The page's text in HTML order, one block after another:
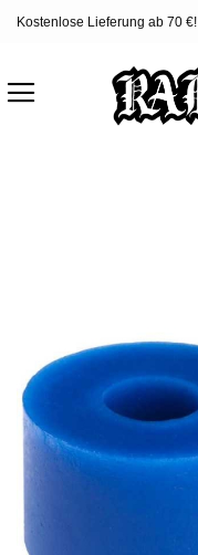
Zum
Kostenlose Lieferung ab 70 €!